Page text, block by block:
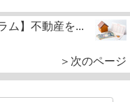
ム】不動産を...
＞次のページ